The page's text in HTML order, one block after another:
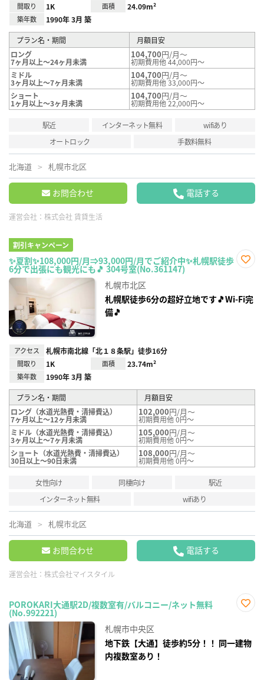
間取り 1K 面積 24.09m²
築年数 1990年 3月 築
プラン名・期間
月額目安
ロング
7ヶ月以上～24ヶ月未満
104,700円/月～
初期費用他 44,000円～
ミドル
3ヶ月以上～7ヶ月未満
104,700円/月～
初期費用他 33,000円～
ショート
1ヶ月以上～3ヶ月未満
104,700円/月～
初期費用他 22,000円～
駅近 インターネット無料
wifiあり
オートロック
手数料無料
北海道 札幌市北区
お問合わせ 電話する
運営会社： 株式会社 賃貸生活
割引キャンペーン
✨夏割✨108,000円/月⇒93,000円/月でご紹介中✨札幌駅徒歩
6分で出張にも観光にも🎵 304号室(No.361147)
録
札幌市北区
札幌駅徒歩6分の超好立地です🎵Wi-Fi完
備🎵
アクセス 札幌市南北線「北１８条駅」徒歩16分
間取り 1K 面積 23.74m²
築年数 1990年 3月 築
プラン名・期間
月額目安
ロング（水道光熱費・清掃費込）
7ヶ月以上～12ヶ月未満
102,000円/月～
初期費用他 0円～
ミドル（水道光熱費・清掃費込）
3ヶ月以上～7ヶ月未満
105,000円/月～
初期費用他 0円～
ショート（水道光熱費・清掃費込）
30日以上～90日未満
108,000円/月～
初期費用他 0円～
女性向け 同棲向け
駅近
インターネット無料
wifiあり
北海道 札幌市北区
お問合わせ 電話する
運営会社： 株式会社マイスタイル
POROKARI大通駅2D/複数室有/バルコニー/ネット無料
(No.992221)
録
札幌市中央区
地下鉄【大通】徒歩約5分！！ 同一建物
内複数室あり！